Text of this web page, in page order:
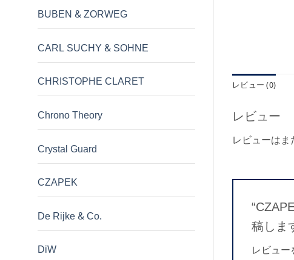
BUBEN & ZORWEG
CARL SUCHY & SOHNE
CHRISTOPHE CLARET
Chrono Theory
Crystal Guard
CZAPEK
De Rijke & Co.
DiW
レビュー (0)
レビュー
レビューはま
稿しま
レビュ